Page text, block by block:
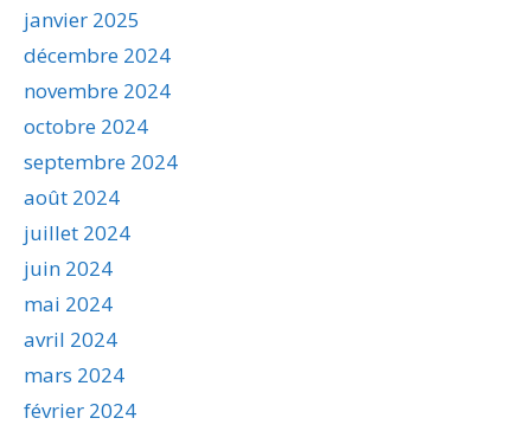
janvier 2025
décembre 2024
novembre 2024
octobre 2024
septembre 2024
août 2024
juillet 2024
juin 2024
mai 2024
avril 2024
mars 2024
février 2024